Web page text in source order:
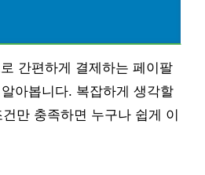
간편하게 결제하는 페이팔
아봅니다. 복잡하게 생각할
만 충족하면 누구나 쉽게 이